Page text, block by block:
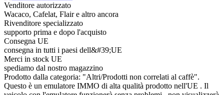
Venditore autorizzato
Wacaco, Cafelat, Flair e altro ancora
Rivenditore specializzato
supporto prima e dopo l'acquisto
Consegna UE
consegna in tutti i paesi dell&#39;UE
Merci in stock UE
spediamo dal nostro magazzino
Prodotto dalla categoria: "Altri/Prodotti non correlati al caffè".​
Questo è un emulatore IMMO di alta qualità prodotto nell'UE . Il